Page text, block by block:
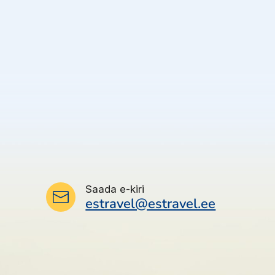
Saada e-kiri
estravel@estravel.ee